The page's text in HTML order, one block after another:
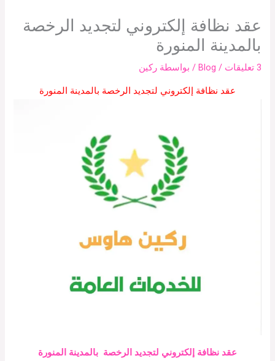
عقد نظافة إلكتروني لتجديد الرخصة
بالمدينة المنورة
3 تعليقات /
Blog / بواسطة ركين
عقد نظافة إلكتروني لتجديد الرخصة بالمدينة المنورة
عقد نظافة إلكتروني لتجديد الرخصة بالمدينة المنورة